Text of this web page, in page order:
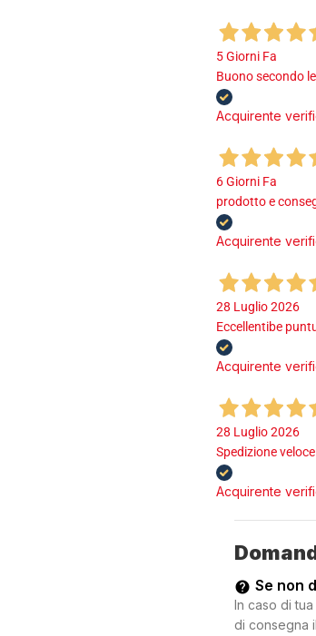
5 Giorni Fa
Buono secondo
Acquirente
6 Giorni Fa
prodotto e
Acquirente
28 Luglio 2026
Eccellentibe
Acquirente
28 Luglio 2026
Spedizione
Acquirente
Se non
In caso di
di consegna